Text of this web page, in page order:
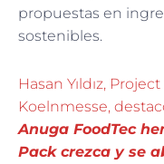
propuestas en
sostenibles.
Hasan Yıldız,
Koelnmesse,
Anuga FoodTec
Pack crezca y se